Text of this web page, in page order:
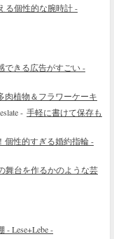
る個性的な腕時計 -
できる広告がすごい -
肉植物＆フラワーケーキ
手軽に書けて保存も
個性的すぎる婚約指輪 -
舞台を作るかのような芸
Lese+Lebe -